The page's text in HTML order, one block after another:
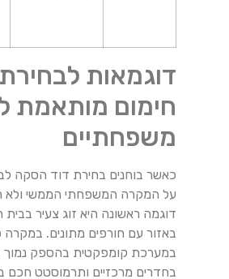
דוגמאות לבחירת
חימום מותאמת
משפחתיים
כאשר בוחנים בחירת דוד הסקה לבית
על המקרה המשפחתי הממשי ולא רק על
באזור עם חורפים מתונים. במקרה כזה
במערכת קומפקטית בהספק נמוך יחסית,
בחדרים מרכזיים ותרמוסטט חכם בסלון.